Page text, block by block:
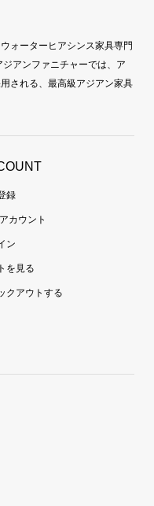
ォーターヒアシンス家具専門
アンファニチャーでは、ア
される、最高級アジアン家具
録
カウント
ン
を見る
クアウトする